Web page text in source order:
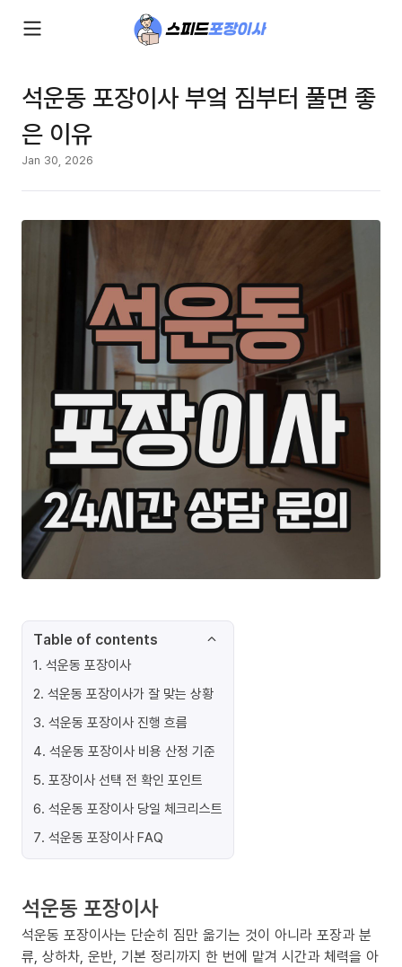
석운동 포장이사 부엌 짐부터 풀면 좋
은 이유
Jan 30, 2026
Table of contents
1. 석운동 포장이사
2. 석운동 포장이사가 잘 맞는 상황
3. 석운동 포장이사 진행 흐름
4. 석운동 포장이사 비용 산정 기준
5. 포장이사 선택 전 확인 포인트
6. 석운동 포장이사 당일 체크리스트
7. 석운동 포장이사 FAQ
석운동 포장이사
석운동 포장이사는 단순히 짐만 옮기는 것이 아니라 포장과 분
류, 상하차, 운반, 기본 정리까지 한 번에 맡겨 시간과 체력을 아